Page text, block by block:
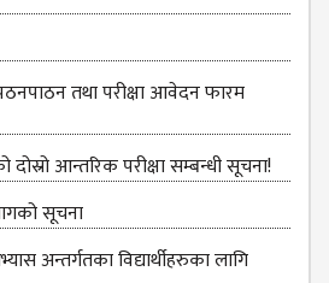
तथा परीक्षा आवेदन फारम
आन्तरिक परीक्षा सम्बन्धी सूचना!
सूचना
अन्तर्गतका विद्यार्थीहरुका लागि